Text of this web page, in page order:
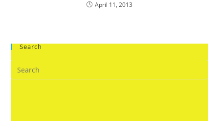
April 11, 2013
Search